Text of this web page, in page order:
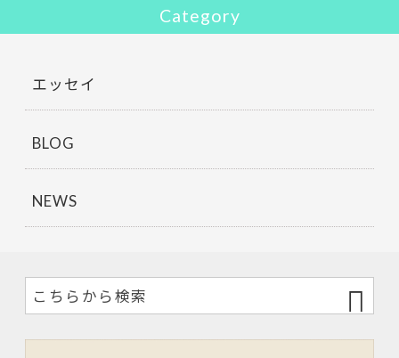
Category
エッセイ
BLOG
NEWS